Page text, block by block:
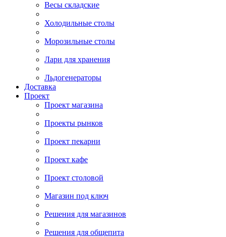
Весы складские
Холодильные столы
Морозильные столы
Лари для хранения
Льдогенераторы
Доставка
Проект
Проект магазина
Проекты рынков
Проект пекарни
Проект кафе
Проект столовой
Магазин под ключ
Решения для магазинов
Решения для общепита